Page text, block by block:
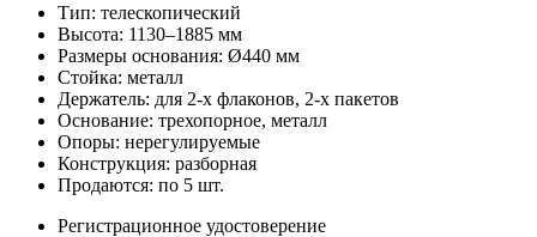
Тип: телескопический
Высота: 1130–1885 мм
Размеры основания: Ø440 мм
Стойка: металл
Держатель: для 2-х флаконов, 2-х пакетов
Основание: трехопорное, металл
Опоры: нерегулируемые
Конструкция: разборная
Продаются: по 5 шт.
Регистрационное удостоверение